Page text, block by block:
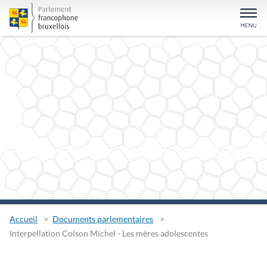
Accueil
Documents parlementaires
Interpellation Colson Michel - Les mères adolescentes